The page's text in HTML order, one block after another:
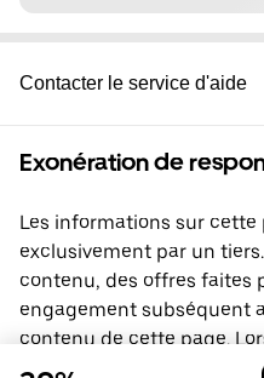
Contacter le service d'aide
Exonération de
Les informations sur cette
exclusivement par un
contenu, des offres faites
engagement subséquent
contenu de cette page.
un tiers, vous concluez